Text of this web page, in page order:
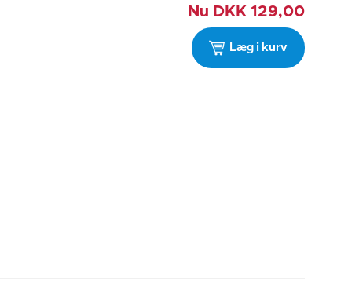
Nu DKK 129,00
Læg i kurv